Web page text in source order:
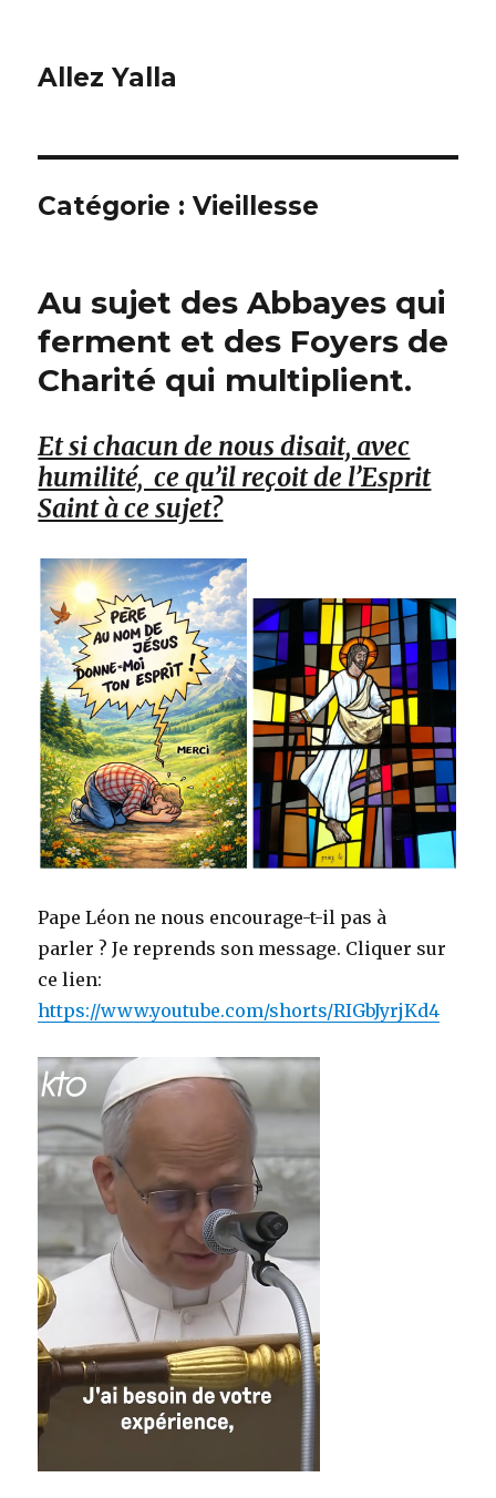
Allez Yalla
Catégorie :Vieillesse
Au sujet des Abbayes qui
ferment et des Foyers de
Charité qui multiplient.
Et si chacun de nous disait, avec
humilité, ce qu’il reçoit de l’Esprit
Saint à ce sujet?
Pape Léon ne nous encourage-t-il pas à
parler ? Je reprends son message. Cliquer sur
ce lien:
https://www.youtube.com/shorts/RIGbJyrjKd4